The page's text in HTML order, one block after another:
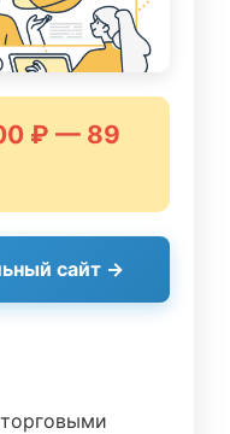
₽ — 89
сайт →